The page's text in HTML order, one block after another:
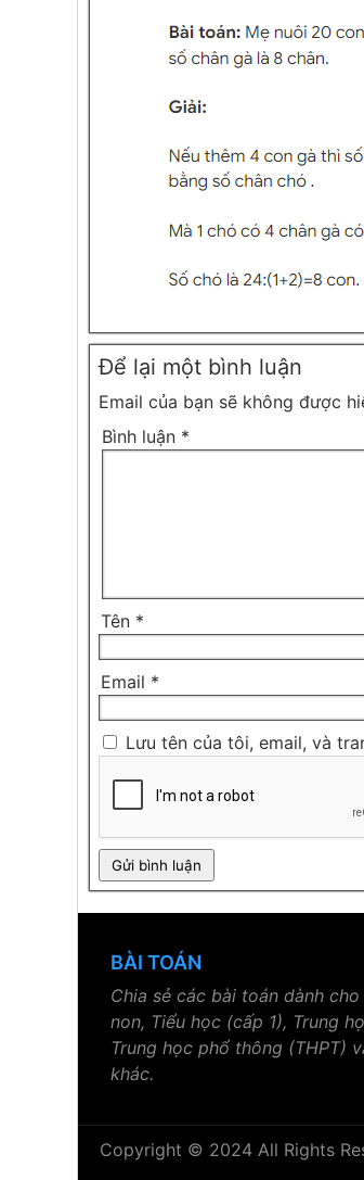
Để lại một bình luận
Email của bạn sẽ không được
Bình luận *
Tên *
Email *
Lưu tên của tôi, email, và
BÀI TOÁN
Chia sẻ các bài toán dành
non, Tiểu học (cấp 1), Trung
Trung học phổ thông (THPT)
khác.
Copyright © 2024 All Rights